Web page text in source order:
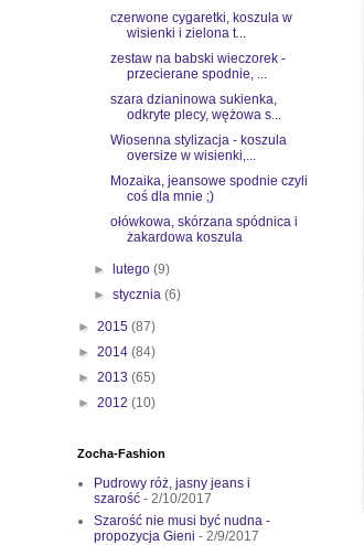
czerwone cygaretki, koszula w
wisienki i zielona t...
zestaw na babski wieczorek -
przecierane spodnie, ...
szara dzianinowa sukienka,
odkryte plecy, wężowa s...
Wiosenna stylizacja - koszula
oversize w wisienki,...
Mozaika, jeansowe spodnie czyli
coś dla mnie ;)
ołówkowa, skórzana spódnica i
żakardowa koszula
►lutego(9)
►stycznia(6)
► 2015 (87)
► 2014 (84)
► 2013 (65)
► 2012 (10)
Zocha-Fashion
Pudrowy róż, jasny jeans i
szarość - 2/10/2017
Szarość nie musi być nudna -
propozycja Gieni - 2/9/2017